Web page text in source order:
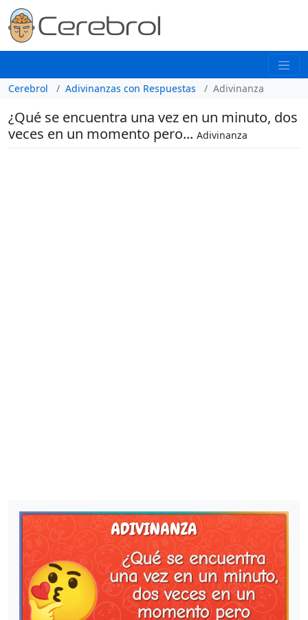
Cerebrol Adivinanzas con Respuestas Adivinanza
¿Qué se encuentra una vez en un minuto, dos
veces en un momento pero... Adivinanza